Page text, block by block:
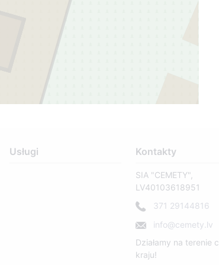
Usługi Kontakty
SIA "CEMETY",
LV40103618951
371 29144816
info@cemety.lv
Działamy na terenie
kraju!